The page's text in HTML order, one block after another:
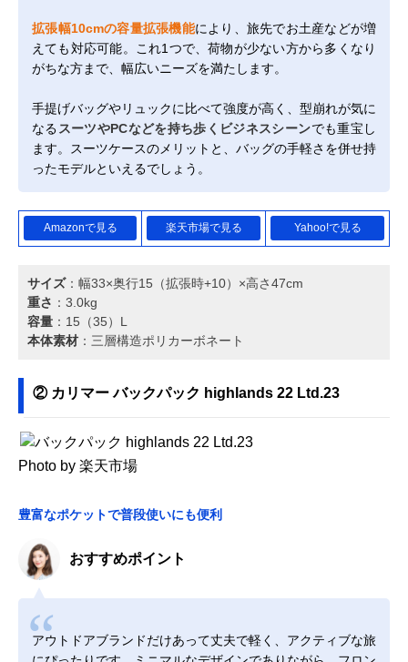
拡張幅10cmの容量拡張機能により、旅先でお土産などが増
えても対応可能。これ1つで、荷物が少ない方から多くなり
がちな方まで、幅広いニーズを満たします。
手提げバッグやリュックに比べて強度が高く、型崩れが気に
なる スーツやPCなどを持ち歩くビジネスシーンでも重宝し
ます。スーツケースのメリットと、バッグの手軽さを併せ持
ったモデルといえるでしょう。
Amazonで見る 楽天市場で見る Yahoo!で見る
サイズ：幅33×奥行15（拡張時+10）×高さ47cm
重さ ：3.0kg
容量 ：15（35）L
本体素材 ：三層構造ポリカーボネート
② カリマー バックパック highlands 22 Ltd.23
Photo by 楽天市場
豊富なポケットで普段使いにも便利
おすすめポイント
アウトドアブランドだけあって丈夫で軽く、アクティブな旅